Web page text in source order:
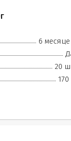
6
20
170